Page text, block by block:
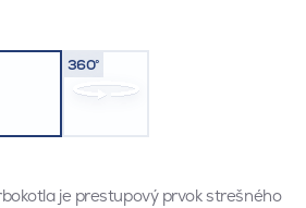
360°
je prestupový prvok strešného